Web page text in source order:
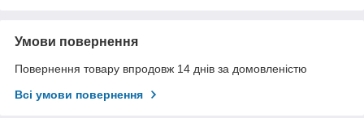
Умови повернення
Повернення товару впродовж 14 днів за домовленістю
Всі умови повернення